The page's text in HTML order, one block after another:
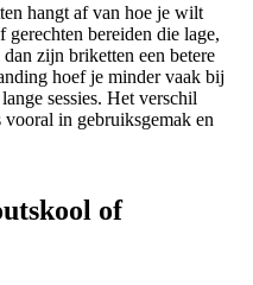
hangt af van hoe je wilt
bereiden die lage,
zijn briketten een betere
hoef je minder vaak bij
sessies. Het verschil
in gebruiksgemak en
of